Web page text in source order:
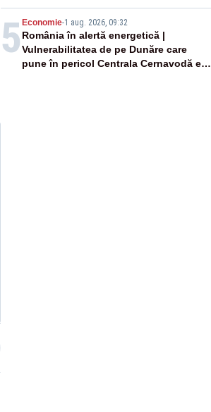
40°C
5 Economie-1 aug. 2026, 09:32
România în alertă energetică |
Vulnerabilitatea de pe Dunăre care
pune în pericol Centrala Cernavodă era